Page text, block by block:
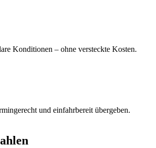
Konditionen – ohne versteckte Kosten.
und einfahrbereit übergeben.